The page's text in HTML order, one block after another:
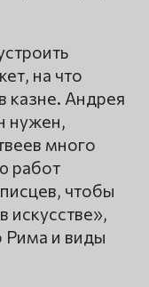
на что
казне. Андрея
нужен,
много
работ
чтобы
искусстве»,
Рима и виды